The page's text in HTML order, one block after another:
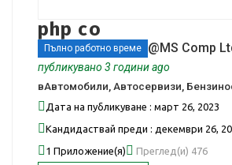
php co
Пълно работно време @MS Comp
публикувано 3 години ago
вАвтомобили, Автосервизи,
Дата на публикуване : март 26, 2023
Кандидаствай преди : декември 26,
1 Приложение(я)
Преглед(и) 476